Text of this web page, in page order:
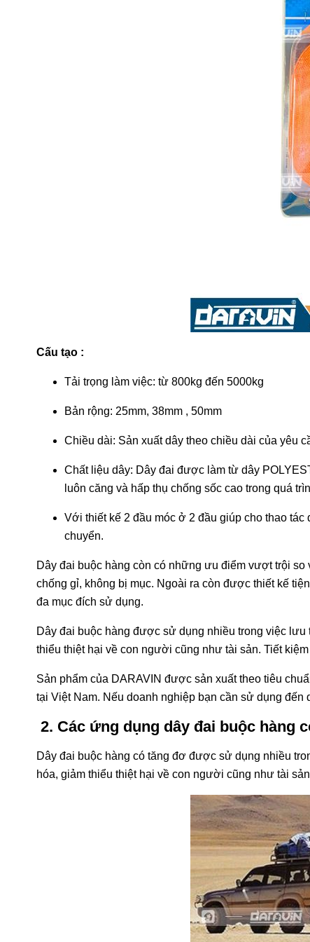
Cấu tạo :
Tải trọng làm việc: từ 800kg đến 5000kg
Bản rộng: 25mm, 38mm , 50mm
Chiều dài: Sản xuất dây theo chiều dài của yêu
Chất liệu dây: Dây đai được làm từ dây
luôn căng và hấp thụ chống sốc cao trong quá
Với thiết kế 2 đầu móc ở 2 đầu giúp cho thao
chuyển.
Dây đai buộc hàng còn có những ưu điểm vượt trội
chống gỉ, không bị mục. Ngoài ra còn được thiết kế
đa mục đích sử dụng.
Dây đai buộc hàng được sử dụng nhiều trong việc
thiểu thiệt hại về con người cũng như tài sản. Tiết
Sản phẩm của DARAVIN được sản xuất theo tiêu
tại Việt Nam. Nếu doanh nghiệp bạn cần sử dụng
2. Các ứng dụng dây đai buộc hàng
Dây đai buộc hàng có tăng đơ được sử dụng nhiều
hóa, giảm thiểu thiệt hại về con người cũng như tài